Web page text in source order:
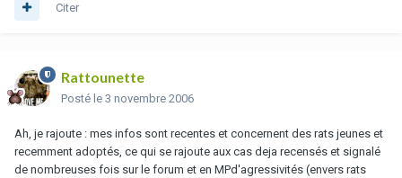
Citer
Rattounette
Posté le 3 novembre 2006
Ah, je rajoute : mes infos sont recentes et concernent des rats jeunes et
recemment adoptés, ce qui se rajoute aux cas deja recensés et signalé
de nombreuses fois sur le forum et en MPd'agressivités (envers rats